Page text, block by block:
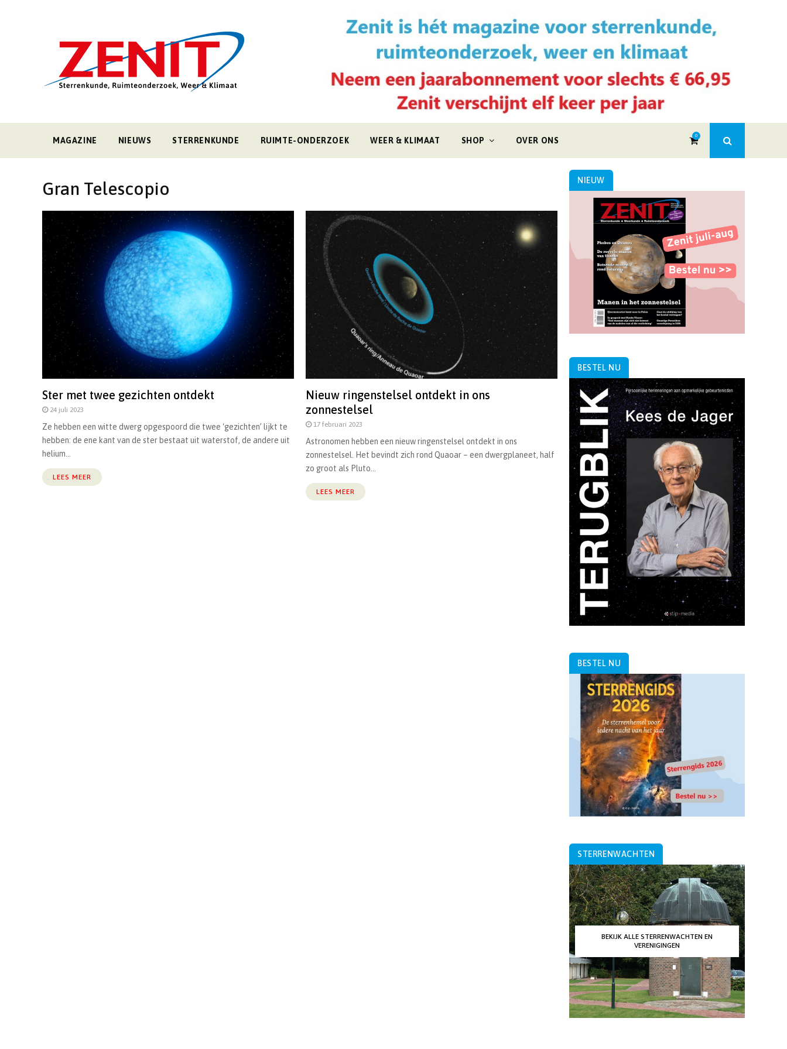
MAGAZINE NIEUWS STERRENKUNDE RUIMTE-ONDERZOEK WEER & KLIMAAT SHOP OVER ONS
0
Gran Telescopio
Ster met twee gezichten ontdekt
24 juli 2023
Ze hebben een witte dwerg opgespoord die twee ‘gezichten’ lijkt te
hebben: de ene kant van de ster bestaat uit waterstof, de andere uit
helium...
LEES MEER
Nieuw ringenstelsel ontdekt in ons
zonnestelsel
17 februari 2023
Astronomen hebben een nieuw ringenstelsel ontdekt in ons
zonnestelsel. Het bevindt zich rond Quaoar – een dwergplaneet, half
zo groot als Pluto...
LEES MEER
NIEUW
BESTEL NU
BESTEL NU
STERRENWACHTEN
BEKIJK ALLE STERRENWACHTEN EN
VERENIGINGEN